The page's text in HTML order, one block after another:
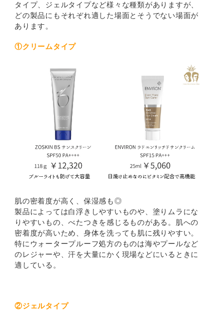
タイプ、ジェルタイプなど様々な種類がありますが、
どの製品にもそれぞれ適した場面とそうでない場面が
あります。
①クリームタイプ
肌の密着度が高く、保湿感も◎
製品によっては白浮きしやすいものや、塗りムラにな
りやすいもの、べたつきを感じるものがある。肌への
密着度が高いため、身体を洗っても肌に残りやすい。
特にウォータープルーフ処方のものは海やプールなど
のレジャーや、汗を大量にかく現場などにいるときに
適している。
②ジェルタイプ